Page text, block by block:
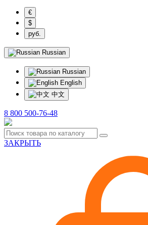
€
$
руб.
Russian
Russian
English
中文
8 800 500-76-48
ЗАКРЫТЬ